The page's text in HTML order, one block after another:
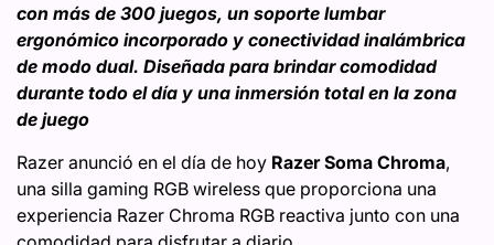
con más de 300 juegos, un soporte lumbar
ergonómico incorporado y conectividad inalámbrica
de modo dual. Diseñada para brindar comodidad
durante todo el día y una inmersión total en la zona
de juego
Razer anunció en el día de hoy Razer Soma Chroma,
una silla gaming RGB wireless que proporciona una
experiencia Razer Chroma RGB reactiva junto con una